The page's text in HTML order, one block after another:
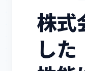
株式
し